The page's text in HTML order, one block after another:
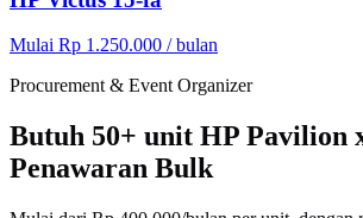
Mulai Rp 1.250.000 / bulan
Procurement & Event Organizer
Butuh 50+ unit HP Pavilion
Penawaran Bulk